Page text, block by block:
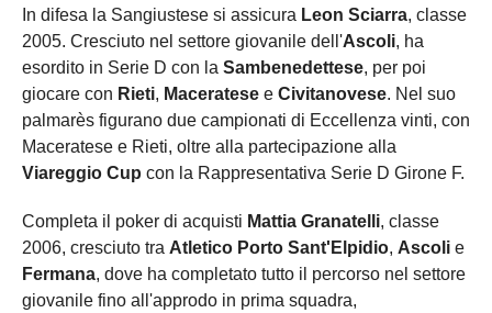
In difesa la Sangiustese si assicura Leon Sciarra, classe
2005. Cresciuto nel settore giovanile dell'Ascoli, ha
esordito in Serie D con la Sambenedettese, per poi
giocare con Rieti, Maceratese e Civitanovese. Nel suo
palmarès figurano due campionati di Eccellenza vinti, con
Maceratese e Rieti, oltre alla partecipazione alla
Viareggio Cup con la Rappresentativa Serie D Girone F.
Completa il poker di acquisti Mattia Granatelli, classe
2006, cresciuto tra Atletico Porto Sant'Elpidio, Ascoli e
Fermana, dove ha completato tutto il percorso nel settore
giovanile fino all'approdo in prima squadra,